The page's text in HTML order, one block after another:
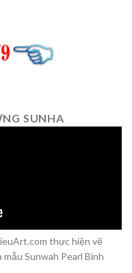
SUNHA
thực hiện vẽ
Sunwah Pearl Bình